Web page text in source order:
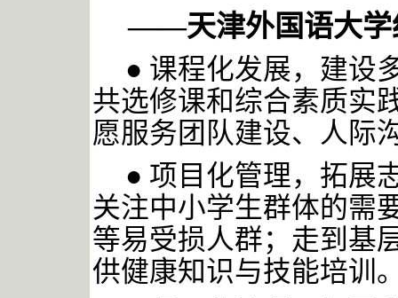
——天津外国语大学
● 课程化发展，建设
共选修课和综合素质实
愿服务团队建设、人际
● 项目化管理，拓展
关注中小学生群体的需
等易受损人群；走到基
供健康知识与技能培训